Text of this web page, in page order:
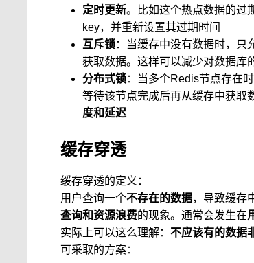
定时更新。比如这个热点数据的过
key，并重新设置其过期时间
互斥锁 ：当缓存中没有数据时，只
获取数据。这样可以减少对数据库
分布式锁 ：当多个Redis节点存在
等待该节点完成后再从缓存中获取
度和延迟
缓存穿透
缓存穿透的定义：
用户查询一个不存在的数据，导致缓存
查询和资源浪费的现象。通常会发生在
实际上可以这么理解：不应该有的数据
可采取的方案：